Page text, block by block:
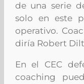
de una serie
solo en este
operativo.
diría Robert
En el CEC
coaching